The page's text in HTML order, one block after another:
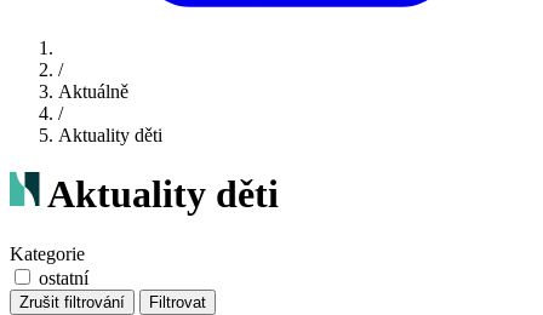
/
Aktuálně
/
Aktuality děti
Aktuality děti
Kategorie
ostatní
Zrušit filtrování Filtrovat